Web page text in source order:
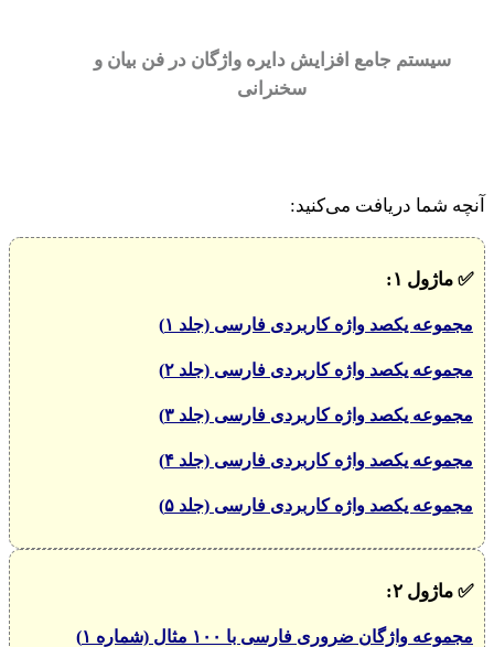
سیستم جامع افزایش دایره واژگان در فن بیان و
سخنرانی
آنچه شما دریافت می‌کنید:
✅ ماژول ۱:
مجموعه یکصد واژه کاربردی فارسی (جلد ۱)
مجموعه یکصد واژه کاربردی فارسی (جلد ۲)
مجموعه یکصد واژه کاربردی فارسی (جلد ۳)
مجموعه یکصد واژه کاربردی فارسی (جلد ۴)
مجموعه یکصد واژه کاربردی فارسی (جلد ۵)
✅ ماژول ۲:
مجموعه واژگان ضروری فارسی با ۱۰۰ مثال (شماره ۱)